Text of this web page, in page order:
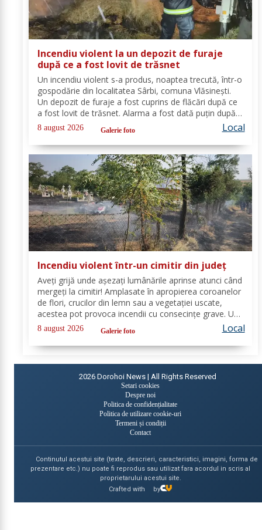
Incendiu violent la un depozit de furaje
după ce a fost lovit de trăsnet
Un incendiu violent s-a produs, noaptea trecută, într-o
gospodărie din localitatea Sârbi, comuna Vlăsinești.
Un depozit de furaje a fost cuprins de flăcări după ce
a fost lovit de trăsnet. Alarma a fost dată puțin după
ora 22:00. La caz s-au deplasat, în cel mai scurt timp,
pompierii din cadrul...
8 august 2026 Galerie foto Local
Incendiu violent într-un cimitir din județ
Aveți grijă unde așezați lumânările aprinse atunci când
mergeți la cimitir! Amplasate în apropierea coroanelor
de flori, crucilor din lemn sau a vegetației uscate,
acestea pot provoca incendii cu consecințe grave. Un
astfel de eveniment s-a produs ieri, în cimitirul din
localitatea Ichimeni, comuna...
8 august 2026 Galerie foto Local
2026 Dorohoi News | All Rights Reserved
Setari cookies
Despre noi
Politica de confidențialitate
Politica de utilizare cookie-uri
Termeni și condiții
Contact
Continutul acestui site (texte, descrieri, caracteristici, imagini, forma de
prezentare etc.) nu poate fi reprodus sau utilizat fara acordul in scris al
proprietarului acestui site.
Crafted with
by